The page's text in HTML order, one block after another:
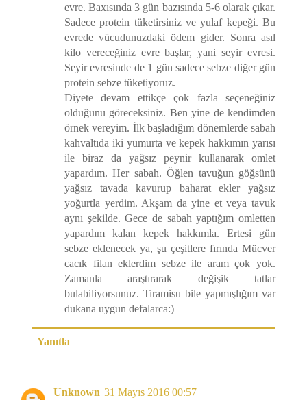
evre. Baxısında 3 gün bazısında 5-6 olarak çıkar.
Sadece protein tüketirsiniz ve yulaf kepeği. Bu
evrede vücudunuzdaki ödem gider. Sonra asıl
kilo vereceğiniz evre başlar, yani seyir evresi.
Seyir evresinde de 1 gün sadece sebze diğer gün
protein sebze tüketiyoruz.
Diyete devam ettikçe çok fazla seçeneğiniz
olduğunu göreceksiniz. Ben yine de kendimden
örnek vereyim. İlk başladığım dönemlerde sabah
kahvaltıda iki yumurta ve kepek hakkımın yarısı
ile biraz da yağsız peynir kullanarak omlet
yapardım. Her sabah. Öğlen tavuğun göğsünü
yağsız tavada kavurup baharat ekler yağsız
yoğurtla yerdim. Akşam da yine et veya tavuk
aynı şekilde. Gece de sabah yaptığım omletten
yapardım kalan kepek hakkımla. Ertesi gün
sebze eklenecek ya, şu çeşitlere fırında Mücver
cacık filan eklerdim sebze ile aram çok yok.
Zamanla araştırarak değişik tatlar
bulabiliyorsunuz. Tiramisu bile yapmışlığım var
dukana uygun defalarca:)
Yanıtla
Unknown 31 Mayıs 2016 00:57